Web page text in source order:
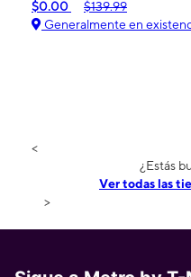
$0.00
$139.99
Generalmente en
<
¿Estás
Ver todas las
>